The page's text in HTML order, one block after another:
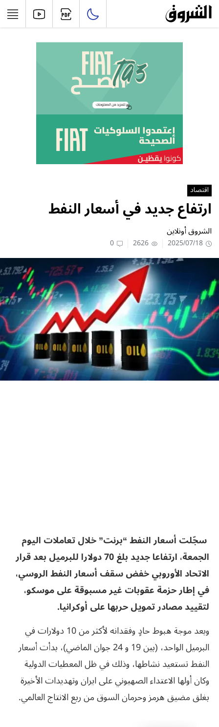
اقتصاد
ارتفاع جديد في أسعار النفط
الشروق أونلاين
2025/07/18
2626
0
سجّلت أسعار النفط “برنت” خلال تعاملات اليوم
الجمعة، ارتفاعا جديد بلغ 70 دولارا للبرميل بعد قرار
الاتحاد الأوروبي خفض سقف أسعار النفط الروسي،
في إطار حزمة عقوبات غير مسبوقة على موسكو،
لتقييد مصادر تمويل حربها على أوكرانيا.
وبعد موجة هبوط حادٍ وفقدانه لأكثر من 10 دولارات في
البرميل الواحد، (بين 19 و 24 جوان الماضي)، بدأت أسعار
النفط تستعيد نشاطها، وذلك في ظل المعطيات الدولية
وكان أولها الاعتداء الصهيوني على ايران وتهديدات الأخيرة
بغلق مضيق هرمز وحرمان السوق من ربع الانتاج العالمي.